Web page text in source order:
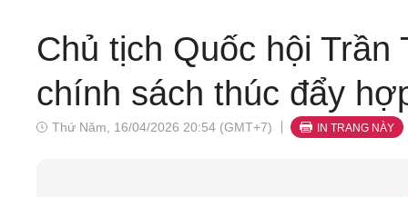
Chủ tịch Quốc hội
chính sách thúc đẩy
Thứ Năm, 16/04/2026 20:54 (GMT+7) IN TRANG NÀY